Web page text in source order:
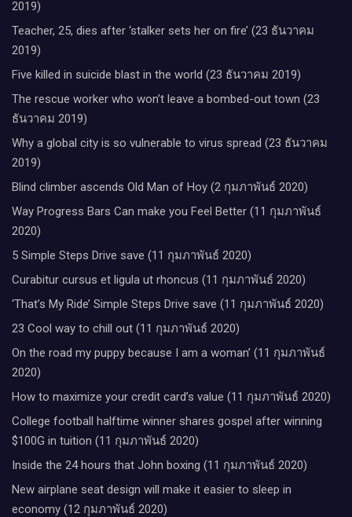
2019)
Teacher, 25, dies after ‘stalker sets her on fire’ (23 ธันวาคม
2019)
Five killed in suicide blast in the world (23 ธันวาคม 2019)
The rescue worker who won’t leave a bombed-out town (23
ธันวาคม 2019)
Why a global city is so vulnerable to virus spread (23 ธันวาคม
2019)
Blind climber ascends Old Man of Hoy (2 กุมภาพันธ์ 2020)
Way Progress Bars Can make you Feel Better (11 กุมภาพันธ์
2020)
5 Simple Steps Drive save (11 กุมภาพันธ์ 2020)
Curabitur cursus et ligula ut rhoncus (11 กุมภาพันธ์ 2020)
‘That’s My Ride’ Simple Steps Drive save (11 กุมภาพันธ์ 2020)
23 Cool way to chill out (11 กุมภาพันธ์ 2020)
On the road my puppy because I am a woman’ (11 กุมภาพันธ์
2020)
How to maximize your credit card’s value (11 กุมภาพันธ์ 2020)
College football halftime winner shares gospel after winning
$100G in tuition (11 กุมภาพันธ์ 2020)
Inside the 24 hours that John boxing (11 กุมภาพันธ์ 2020)
New airplane seat design will make it easier to sleep in
economy (12 กุมภาพันธ์ 2020)